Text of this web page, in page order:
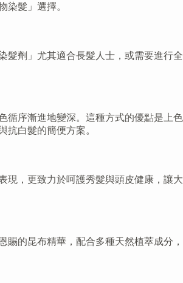
染髮」選擇。
髮劑」尤其適合長髮人士，或需要進行全
循序漸進地變深。這種方式的優點是上色
白髮的簡便方案。
現，更致力於呵護秀髮與頭皮健康，讓大
的昆布精華，配合多種天然植萃成分，